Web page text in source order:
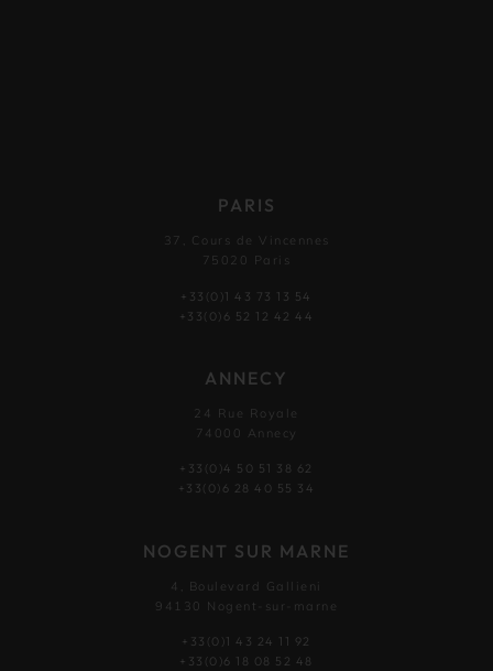
PARIS
37, Cours de Vincennes
75020 Paris
+33(0)1 43 73 13 54
+33(0)6 52 12 42 44
ANNECY
24 Rue Royale
74000 Annecy
+33(0)4 50 51 38 62
+33(0)6 28 40 55 34
NOGENT SUR MARNE
4, Boulevard Gallieni
94130 Nogent-sur-marne
+33(0)1 43 24 11 92
+33(0)6 18 08 52 48